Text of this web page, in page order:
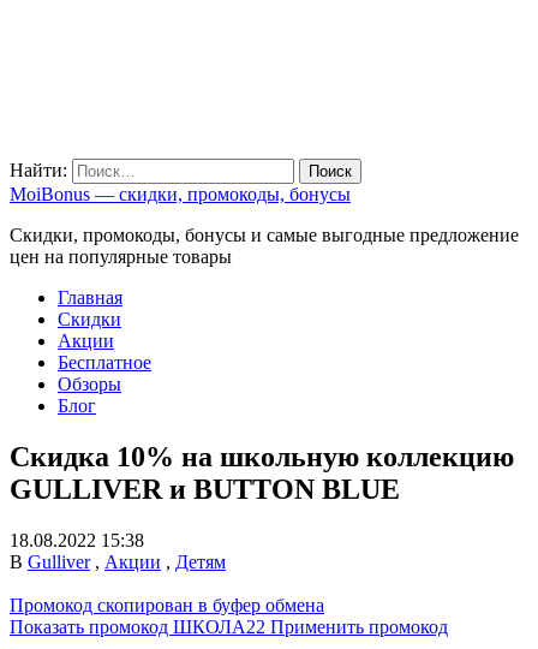
Найти:
MoiBonus — скидки, промокоды, бонусы
Скидки, промокоды, бонусы и самые выгодные предложение
цен на популярные товары
Главная
Скидки
Акции
Бесплатное
Обзоры
Блог
Скидка 10% на школьную коллекцию
GULLIVER и BUTTON BLUE
18.08.2022 15:38
В Gulliver, Акции , Детям
Промокод скопирован в буфер обмена
Показать промокод ШКОЛА22 Применить промокод